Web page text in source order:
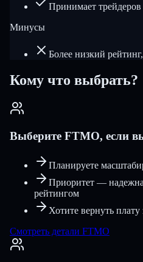
Принимает
Минусы
Более низкий
Кому что выбрать?
Выберите FTMO, если
Планируете
Приоритет —
рейтингом
Хотите вернуть
Смотреть детали FTMO